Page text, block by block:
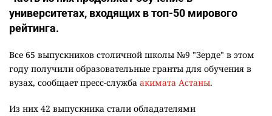
университетах, входящих в топ-50 мирового
рейтинга.
Все 65 выпускников столичной школы №9 "Зерде" в этом
году получили образовательные гранты для обучения в
вузах, сообщает пресс-служба акимата Астаны.
Из них 42 выпускника стали обладателями